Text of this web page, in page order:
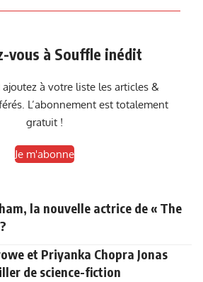
vous à Souffle inédit
à votre liste les articles &
L’abonnement est totalement
gratuit !
Je m'abonne
la nouvelle actrice de « The
et Priyanka Chopra Jonas
de science-fiction